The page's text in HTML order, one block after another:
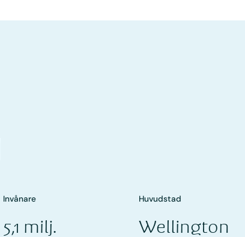
Invånare
5,1 milj.
Huvudstad
Wellington